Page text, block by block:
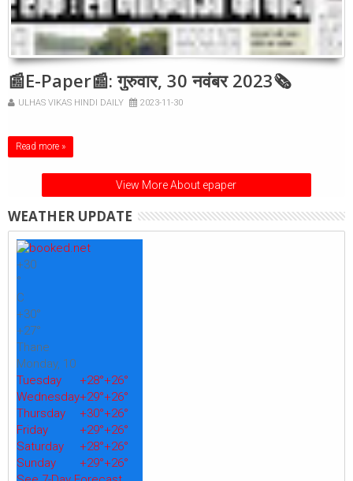
📰E-Paper📰: गुरुवार, 30 नवंबर 2023🗞
ULHAS VIKAS HINDI DAILY 2023-11-30
Read more »
View More About epaper
WEATHER UPDATE
+30
°
C
+30°
+27°
Thane
Monday, 10
Tuesday
+28°+26°
Wednesday+29°+26°
Thursday
+30°+26°
Friday
+29°+26°
Saturday
+28°+26°
Sunday
+29°+26°